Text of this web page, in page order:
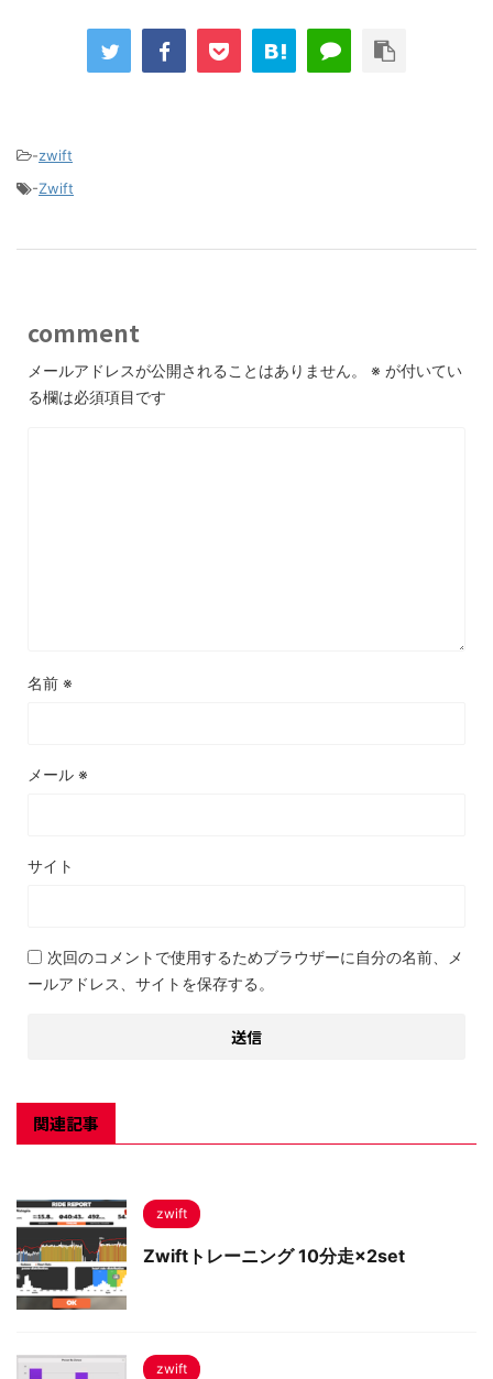
-zwift
-Zwift
comment
メールアドレスが公開されることはありません。 ※ が付いてい
る欄は必須項目です
名前 ※
メール ※
サイト
次回のコメントで使用するためブラウザーに自分の名前、メ
ールアドレス、サイトを保存する。
関連記事
zwift
Zwiftトレーニング 10分走×2set
zwift